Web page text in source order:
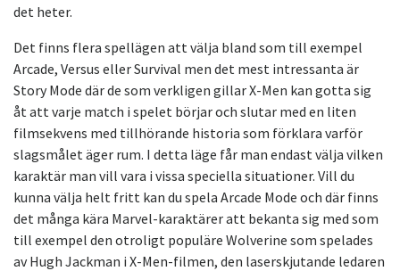
det heter.
Det finns flera spellägen att välja bland som till exempel
Arcade, Versus eller Survival men det mest intressanta är
Story Mode där de som verkligen gillar X-Men kan gotta sig
åt att varje match i spelet börjar och slutar med en liten
filmsekvens med tillhörande historia som förklara varför
slagsmålet äger rum. I detta läge får man endast välja vilken
karaktär man vill vara i vissa speciella situationer. Vill du
kunna välja helt fritt kan du spela Arcade Mode och där finns
det många kära Marvel-karaktärer att bekanta sig med som
till exempel den otroligt populäre Wolverine som spelades
av Hugh Jackman i X-Men-filmen, den laserskjutande ledaren